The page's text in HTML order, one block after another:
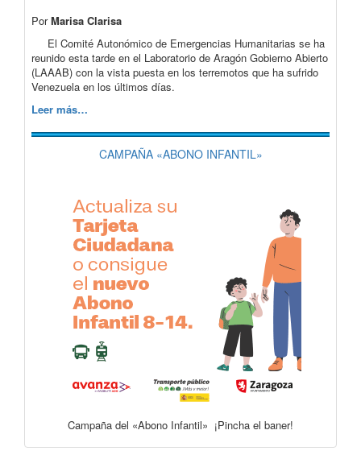
PorMarisa Clarisa
El Comité Autonómico de Emergencias Humanitarias se ha
reunido esta tarde en el Laboratorio de Aragón Gobierno Abierto
(LAAAB) con la vista puesta en los terremotos que ha sufrido
Venezuela en los últimos días.
Leer más…
CAMPAÑA «ABONO INFANTIL»
Campaña del «Abono Infantil» ¡Pincha el baner!